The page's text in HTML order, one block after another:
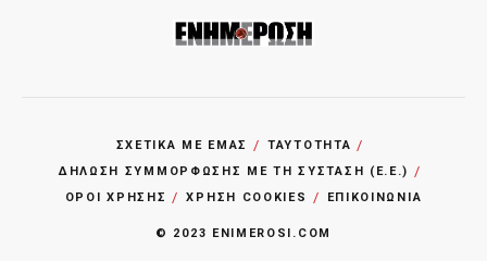
ΣΧΕΤΙΚΑ ΜΕ ΕΜΑΣ
ΤΑΥΤΟΤΗΤΑ
ΔΗΛΩΣΗ ΣΥΜΜΟΡΦΩΣΗΣ ΜΕ ΤΗ ΣΥΣΤΑΣΗ (Ε.Ε.)
ΌΡΟΙ ΧΡΗΣΗΣ
ΧΡΗΣΗ COOKIES ΕΠΙΚΟΙΝΩΝΙΑ
© 2023 ENIMEROSI.COM